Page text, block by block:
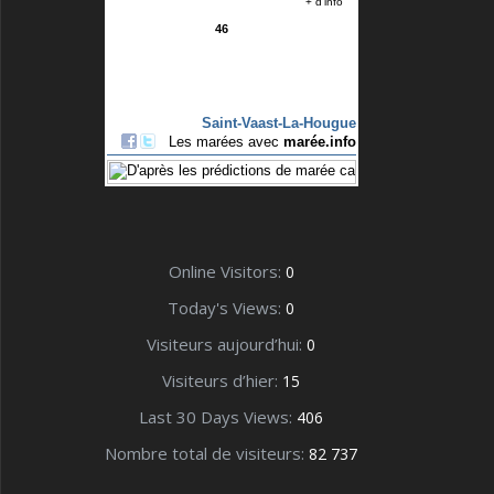
Online Visitors: 0
Today's Views: 0
Visiteurs aujourd’hui: 0
Visiteurs d’hier: 15
Last 30 Days Views: 406
Nombre total de visiteurs: 82 737